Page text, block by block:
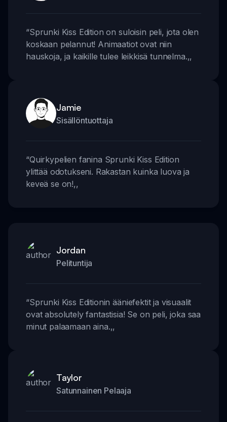
“Sprunki Kiss Edition on suloisin peli, jota olen
koskaan pelannut! Animaatiot ovat niin
hauskoja, ja kaikille tulee leikkisä tunnelma.,,
Jamie
Sisällöntuottaja
“Quirkypelien fanina Sprunki Kiss Edition
ylittää odotukseni. Rakastan kuinka luova ja
keveä se on!,,
Jordan
Pelituntija
“Sprunki Kiss Editionin ääniefektit ja visuaalit
ovat absolutely fantastisia! Se on peli, joka saa
minut palaamaan aina.,,
Taylor
Satunnainen Pelaaja